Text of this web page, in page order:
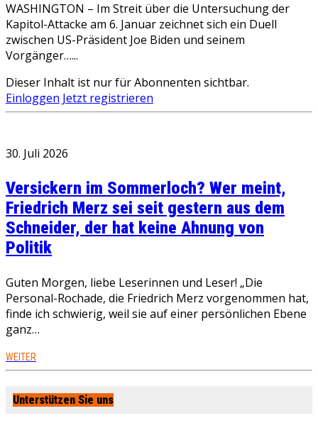
WASHINGTON – Im Streit über die Untersuchung der
Kapitol-Attacke am 6. Januar zeichnet sich ein Duell
zwischen US-Präsident Joe Biden und seinem
Vorgänger…...
Dieser Inhalt ist nur für Abonnenten sichtbar.
Einloggen Jetzt registrieren
30. Juli 2026
Versickern im Sommerloch? Wer meint,
Friedrich Merz sei seit gestern aus dem
Schneider, der hat keine Ahnung von
Politik
Guten Morgen, liebe Leserinnen und Leser! „Die
Personal-Rochade, die Friedrich Merz vorgenommen hat,
finde ich schwierig, weil sie auf einer persönlichen Ebene
ganz…
WEITER
Unterstützen Sie uns